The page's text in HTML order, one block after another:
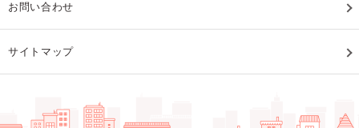
お問い合わせ
サイトマップ